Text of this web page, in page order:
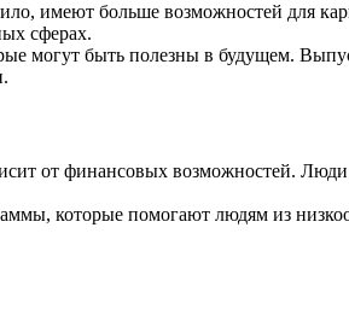
имеют больше возможностей для
сферах.
могут быть полезны в будущем.
от финансовых возможностей.
которые помогают людям из